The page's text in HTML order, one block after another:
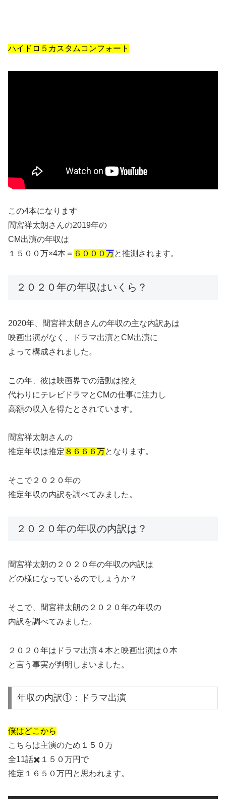
ハイドロ５カスタムコンフォート
この4本になります
間宮祥太朗さんの2019年の
CM出演の年収は
１５００万×4本＝ ６０００万と推測されます。
２０２０年の年収はいくら？
2020年、間宮祥太朗さんの年収の主な内訳あは
映画出演がなく、ドラマ出演とCM出演に
よって構成されました。
この年、彼は映画界での活動は控え
代わりにテレビドラマとCMの仕事に注力し
高額の収入を得たとされています。
間宮祥太朗さんの
推定年収は推定 ８６６６万となります。
そこで２０２０年の
推定年収の内訳を調べてみました。
２０２０年の年収の内訳は？
間宮祥太朗の２０２０年の年収の内訳は
どの様になっているのでしょうか？
そこで、間宮祥太朗の２０２０年の年収の
内訳を調べてみました。
２０２０年はドラマ出演４本と映画出演は０本
と言う事実が判明しまいました。
年収の内訳①：ドラマ出演
僕はどこから
こちらは主演のため１５０万
全11話✖️１５０万円で
推定１６５０万円と思われます。